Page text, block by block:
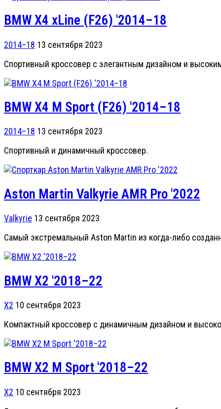
BMW X4 xLine (F26) '2014–18
2014–18 13 сентября 2023
Спортивный кроссовер с элегантным дизайном и
BMW X4 M Sport (F26) '2014–18
2014–18 13 сентября 2023
Спортивный и динамичный кроссовер.
Aston Martin Valkyrie AMR Pro '2022
Valkyrie 13 сентября 2023
Самый экстремальный Aston Martin из когда-либо
BMW X2 '2018–22
X2 10 сентября 2023
Компактный кроссовер с динамичным дизайном и
BMW X2 M Sport '2018–22
X2 10 сентября 2023